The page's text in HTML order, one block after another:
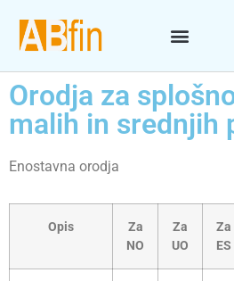
Orodja za
malih in srednjih
Enostavna orodja
Opis
Za
NO
Za
UO
Za
ES